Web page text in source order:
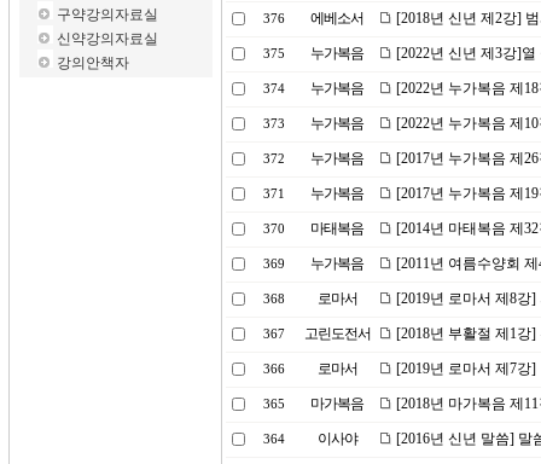
구약강의자료실
신약강의자료실
강의안책자
376 에베소서 [2018년 신년 제2강]
375 누가복음 [2022년 신년 제3강]
374 누가복음 [2022년 누가복음 제
373 누가복음 [2022년 누가복음 제
372 누가복음 [2017년 누가복음 제
371 누가복음 [2017년 누가복음 제
370 마태복음 [2014년 마태복음 제
369 누가복음 [2011년 여름수양회
368 로마서 [2019년 로마서 제8강
367 고린도전서 [2018년 부활절 제1강
366 로마서 [2019년 로마서 제7강
365 마가복음 [2018년 마가복음 제
364 이사야 [2016년 신년 말씀] 말